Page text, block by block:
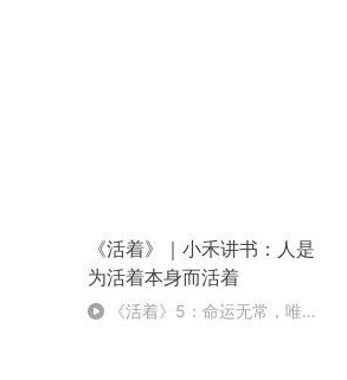
《活着》｜小禾讲书：人是
为活着本身而活着
《活着》5：命运无常，唯有